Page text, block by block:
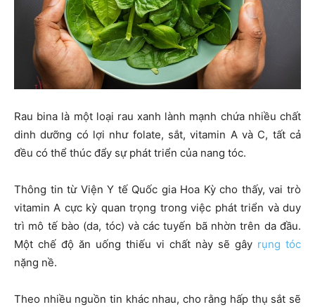
Rau bina là một loại rau xanh lành mạnh chứa nhiều chất
dinh dưỡng có lợi như folate, sắt, vitamin A và C, tất cả
đều có thể thúc đẩy sự phát triển của nang tóc.
Thông tin từ Viện Y tế Quốc gia Hoa Kỳ cho thấy, vai trò
vitamin A cực kỳ quan trọng trong việc phát triển và duy
trì mô tế bào (da, tóc) và các tuyến bã nhờn trên da đầu.
Một chế độ ăn uống thiếu vi chất này sẽ gây rụng tóc
nặng nề.
Theo nhiều nguồn tin khác nhau, cho rằng hấp thụ sắt sẽ